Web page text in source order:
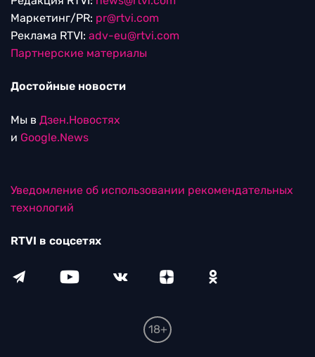
Маркетинг/PR: pr@rtvi.com
Реклама RTVI: adv-eu@rtvi.com
Партнерские материалы
Достойные новости
Мы в Дзен.Новостях
и Google.News
Уведомление об использовании рекомендательных
технологий
RTVI в соцсетях
18+